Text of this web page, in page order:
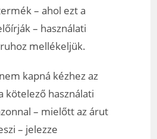
– ahol ezt a
– használati
mellékeljük.
kapná kézhez az
kötelező használati
– mielőtt az árut
– jelezze